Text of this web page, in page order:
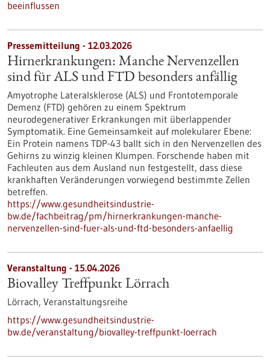
beeinflussen
Pressemitteilung - 12.03.2026
Hirnerkrankungen: Manche Nervenzellen
sind für ALS und FTD besonders anfällig
Amyotrophe Lateralsklerose (ALS) und Frontotemporale
Demenz (FTD) gehören zu einem Spektrum
neurodegenerativer Erkrankungen mit überlappender
Symptomatik. Eine Gemeinsamkeit auf molekularer Ebene:
Ein Protein namens TDP-43 ballt sich in den Nervenzellen des
Gehirns zu winzig kleinen Klumpen. Forschende haben mit
Fachleuten aus dem Ausland nun festgestellt, dass diese
krankhaften Veränderungen vorwiegend bestimmte Zellen
betreffen.
https://www.gesundheitsindustrie-
bw.de/fachbeitrag/pm/hirnerkrankungen-manche-
nervenzellen-sind-fuer-als-und-ftd-besonders-anfaellig
Veranstaltung - 15.04.2026
Biovalley Treffpunkt Lörrach
Lörrach, Veranstaltungsreihe
https://www.gesundheitsindustrie-
bw.de/veranstaltung/biovalley-treffpunkt-loerrach